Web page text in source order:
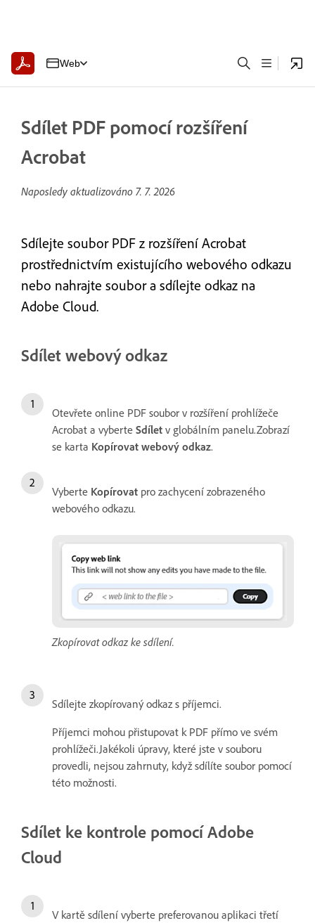
Web
Sdílet PDF pomocí rozšíření
Acrobat
Naposledy aktualizováno 7. 7. 2026
Sdílejte soubor PDF z rozšíření Acrobat
prostřednictvím existujícího webového odkazu
nebo nahrajte soubor a sdílejte odkaz na
Adobe Cloud.
Sdílet webový odkaz
Otevřete online PDF soubor v rozšíření prohlížeče
Acrobat a vyberte Sdílet v globálním panelu.Zobrazí
se karta Kopírovat webový odkaz.
Vyberte Kopírovat pro zachycení zobrazeného
webového odkazu.
Zkopírovat odkaz ke sdílení.
Sdílejte zkopírovaný odkaz s příjemci.
Příjemci mohou přistupovat k PDF přímo ve svém
prohlížeči.Jakékoli úpravy, které jste v souboru
provedli, nejsou zahrnuty, když sdílíte soubor pomocí
této možnosti.
Sdílet ke kontrole pomocí Adobe
Cloud
V kartě sdílení vyberte preferovanou aplikaci třetí